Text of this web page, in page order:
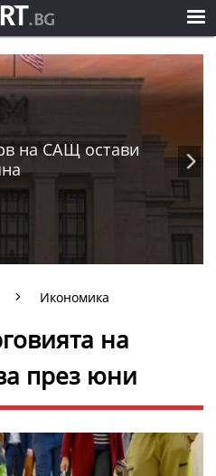
на САЩ остави
Икономика
на
през юни